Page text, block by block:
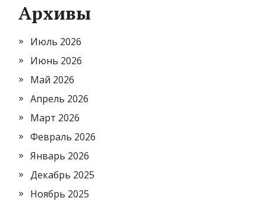
Архивы
Июль 2026
Июнь 2026
Май 2026
Апрель 2026
Март 2026
Февраль 2026
Январь 2026
Декабрь 2025
Ноябрь 2025